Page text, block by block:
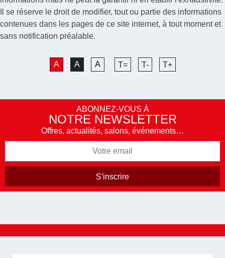
Il se réserve le droit de modifier, tout ou partie des informations
contenues dans les pages de ce site internet, à tout moment et
sans notification préalable.
A A A T= T- T+
ABONNEZ-VOUS À
NOTRE NEWSLETTER
Offres, actualités, salons, événements…